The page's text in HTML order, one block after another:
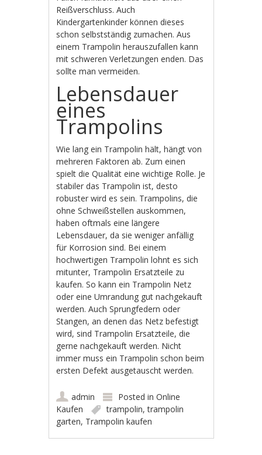
Reißverschluss. Auch
Kindergartenkinder können dieses
schon selbstständig zumachen. Aus
einem Trampolin herauszufallen kann
mit schweren Verletzungen enden. Das
sollte man vermeiden.
Lebensdauer
eines
Trampolins
Wie lang ein Trampolin hält, hängt von
mehreren Faktoren ab. Zum einen
spielt die Qualität eine wichtige Rolle. Je
stabiler das Trampolin ist, desto
robuster wird es sein. Trampolins, die
ohne Schweißstellen auskommen,
haben oftmals eine längere
Lebensdauer, da sie weniger anfällig
für Korrosion sind. Bei einem
hochwertigen Trampolin lohnt es sich
mitunter, Trampolin Ersatzteile zu
kaufen. So kann ein Trampolin Netz
oder eine Umrandung gut nachgekauft
werden. Auch Sprungfedern oder
Stangen, an denen das Netz befestigt
wird, sind Trampolin Ersatzteile, die
gerne nachgekauft werden. Nicht
immer muss ein Trampolin schon beim
ersten Defekt ausgetauscht werden.
admin Posted inOnline
Kaufen
trampolin,trampolin
garten, Trampolin kaufen